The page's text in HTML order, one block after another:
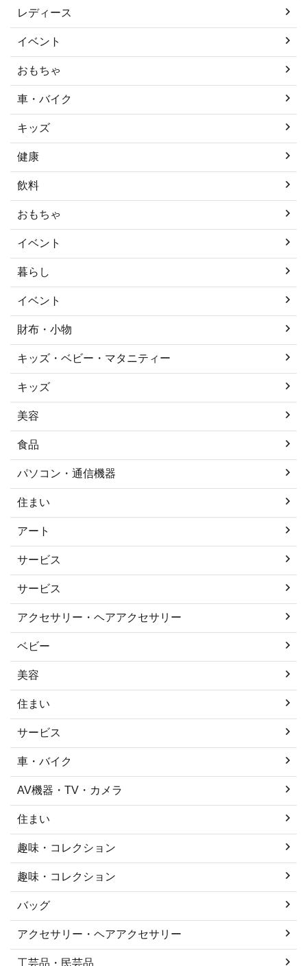
レディース
イベント
おもちゃ
車・バイク
キッズ
健康
飲料
おもちゃ
イベント
暮らし
イベント
財布・小物
キッズ・ベビー・マタニティー
キッズ
美容
食品
パソコン・通信機器
住まい
アート
サービス
サービス
アクセサリー・ヘアアクセサリー
ベビー
美容
住まい
サービス
車・バイク
AV機器・TV・カメラ
住まい
趣味・コレクション
趣味・コレクション
バッグ
アクセサリー・ヘアアクセサリー
工芸品・民芸品